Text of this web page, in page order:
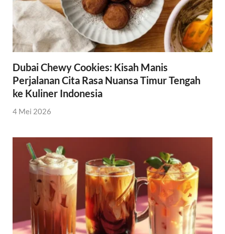
Dubai Chewy Cookies: Kisah Manis
Perjalanan Cita Rasa Nuansa Timur Tengah
ke Kuliner Indonesia
4 Mei 2026